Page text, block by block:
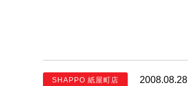
SHAPPO 紙屋町店 2008.08.28